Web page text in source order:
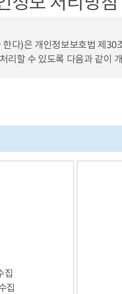
한다)은 개인정보보호법 제
리할 수 있도록 다음과 같이
집
집